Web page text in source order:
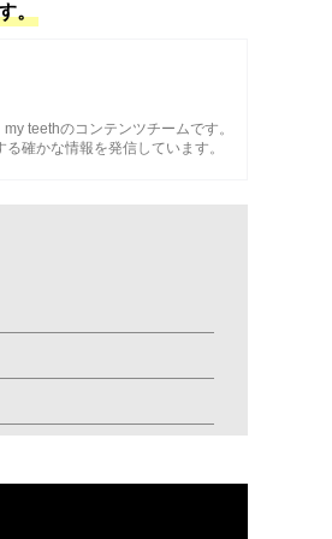
。
teethのコンテンツチームです。
確かな情報を発信しています。